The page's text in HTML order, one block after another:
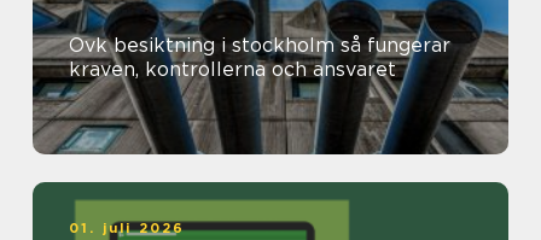
Ovk besiktning i stockholm så fungerar
kraven, kontrollerna och ansvaret
01. juli 2026